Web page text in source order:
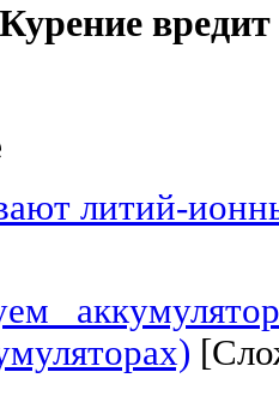
литий-
[